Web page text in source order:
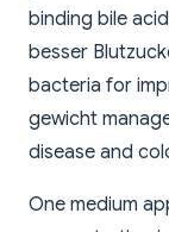
binding bile
besser
bacteria for
gewicht
disease and
One medium